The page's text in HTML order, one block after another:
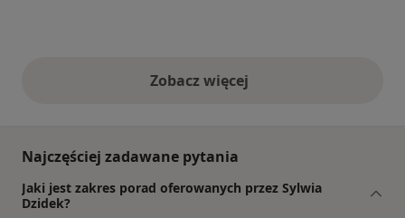
Zobacz więcejopinie powyżej
Najczęściej zadawane pytania
Jaki jest zakres porad oferowanych przez Sylwia
Dzidek?